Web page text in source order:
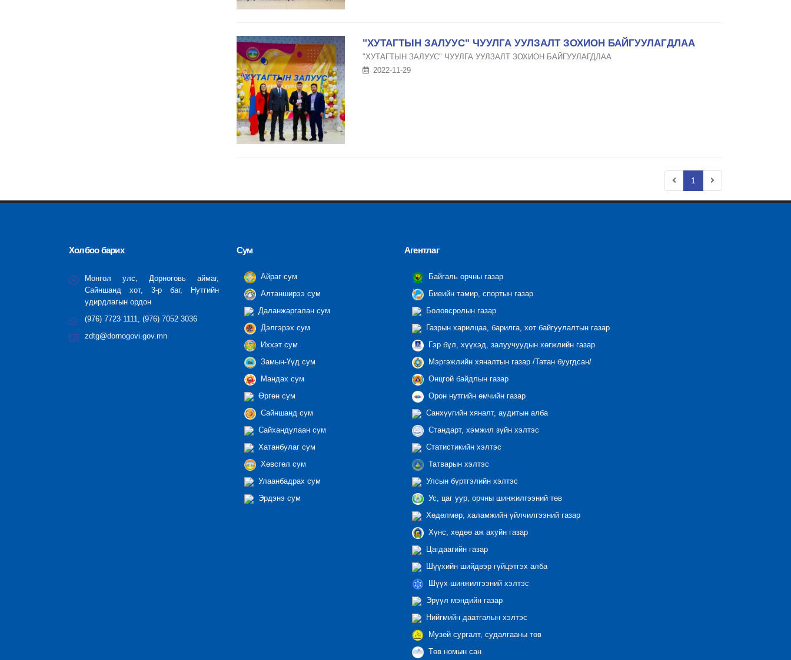
"ХУТАГТЫН ЗАЛУУС" ЧУУЛГА УУЛЗАЛТ ЗОХИОН БАЙГУУЛАГДЛАА
"ХУТАГТЫН ЗАЛУУС" ЧУУЛГА УУЛЗАЛТ ЗОХИОН БАЙГУУЛАГДЛАА
2022-11-29
1
Холбоо барих
Монгол улс, Дорноговь аймаг,
Сайншанд хот, 3-р баг, Нутгийн
удирдлагын ордон
(976) 7723 1111, (976) 7052 3036
zdtg@dornogovi.gov.mn
Сум
Айраг сум
Алтанширээ сум
Даланжаргалан сум
Дэлгэрэх сум
Иххэт сум
Замын-Үүд сум
Мандах сум
Өргөн сум
Сайншанд сум
Сайхандулаан сум
Хатанбулаг сум
Хөвсгөл сум
Улаанбадрах сум
Эрдэнэ сум
Агентлаг
Байгаль орчны газар
Биеийн тамир, спортын газар
Боловсролын газар
Газрын харилцаа, барилга, хот байгуулалтын газар
Гэр бүл, хүүхэд, залуучуудын хөгжлийн газар
Мэргэжлийн хяналтын газар /Татан буугдсан/
Онцгой байдлын газар
Орон нутгийн өмчийн газар
Санхүүгийн хяналт, аудитын алба
Стандарт, хэмжил зүйн хэлтэс
Статистикийн хэлтэс
Татварын хэлтэс
Улсын бүртгэлийн хэлтэс
Ус, цаг уур, орчны шинжилгээний төв
Хөдөлмөр, халамжийн үйлчилгээний газар
Хүнс, хөдөө аж ахуйн газар
Цагдаагийн газар
Шүүхийн шийдвэр гүйцэтгэх алба
Шүүх шинжилгээний хэлтэс
Эрүүл мэндийн газар
Нийгмийн даатгалын хэлтэс
Музей сургалт, судалгааны төв
Төв номын сан